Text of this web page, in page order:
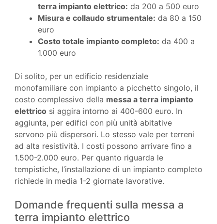
terra impianto elettrico: da 200 a 500 euro
Misura e collaudo strumentale: da 80 a 150
euro
Costo totale impianto completo: da 400 a
1.000 euro
Di solito, per un edificio residenziale
monofamiliare con impianto a picchetto singolo, il
costo complessivo della messa a terra impianto
elettrico si aggira intorno ai 400-600 euro. In
aggiunta, per edifici con più unità abitative
servono più dispersori. Lo stesso vale per terreni
ad alta resistività. I costi possono arrivare fino a
1.500-2.000 euro. Per quanto riguarda le
tempistiche, l’installazione di un impianto completo
richiede in media 1-2 giornate lavorative.
Domande frequenti sulla messa a
terra impianto elettrico